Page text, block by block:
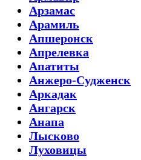
Арзамас
Арамиль
Апшеронск
Апрелевка
Апатиты
Анжеро-Судженск
Аркадак
Ангарск
Анапа
Лысково
Луховицы